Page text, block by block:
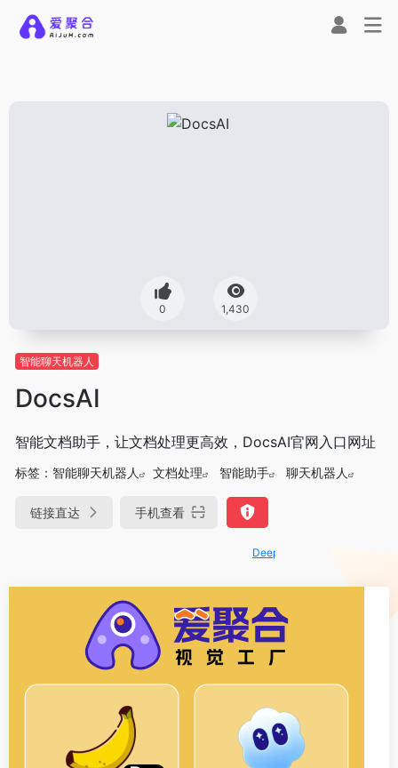
0 1,430
智能聊天机器人
DocsAI
智能文档助手，让文档处理更高效，DocsAI官网入口网址
标签： 智能聊天机器人 文档处理 智能助手 聊天机器人
链接直达 手机查看
DeepSeek-R1、V3满血版免费用！